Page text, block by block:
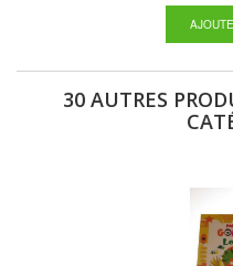
30 AUTRES